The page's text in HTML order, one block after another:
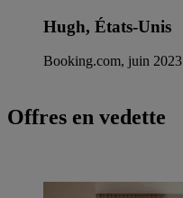
Hugh, États-Unis
Booking.com, juin 2023
Offres en vedette